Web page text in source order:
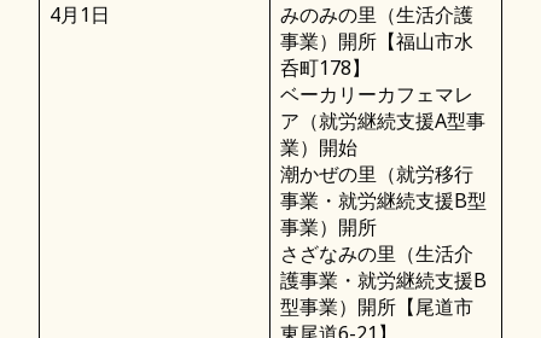
4月1日
みのみの里（生活介護
事業）開所【福山市水
呑町178】
ベーカリーカフェマレ
ア（就労継続支援A型事
業）開始
潮かぜの里（就労移行
事業・就労継続支援B型
事業）開所
さざなみの里（生活介
護事業・就労継続支援B
型事業）開所【尾道市